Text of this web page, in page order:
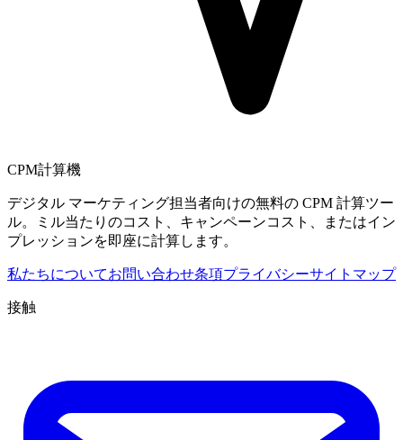
CPM計算機
デジタル マーケティング担当者向けの無料の CPM 計算ツー
ル。ミル当たりのコスト、キャンペーンコスト、またはイン
プレッションを即座に計算します。
私たちについてお問い合わせ条項プライバシーサイトマップ
接触